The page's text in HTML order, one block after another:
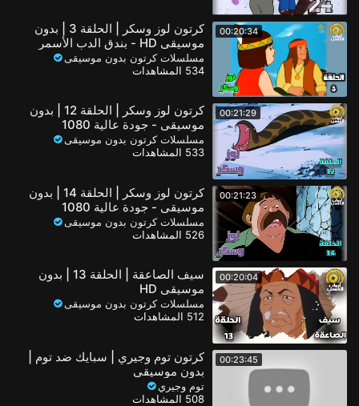
00:20:34
كرتون لوز وسكر | الحلقة 3 | بدون
موسيقى HD - بندق الدب الأسمر
مسلسلات كرتون بدون موسيقى
534 المشاهدات
00:21:29
كرتون لوز وسكر | الحلقة 12 | بدون
موسيقى - جودة عالية 1080
مسلسلات كرتون بدون موسيقى
533 المشاهدات
00:21:23
كرتون لوز وسكر | الحلقة 14 | بدون
موسيقى - جودة عالية 1080
مسلسلات كرتون بدون موسيقى
526 المشاهدات
00:20:04
سيف الصاعقة | الحلقة 13 | بدون
موسيقى HD
مسلسلات كرتون بدون موسيقى
512 المشاهدات
00:23:45
كرتون توم وجيري | سبايك ضد توم |
بدون موسيقى
توم وجيري
508 المشاهدات